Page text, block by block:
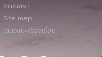
ติดต่อเรา
Site map
เสนอแนะ/ร้องเรียน